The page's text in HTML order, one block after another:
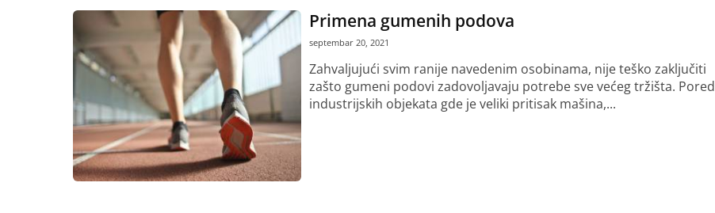
Primena gumenih podova
septembar 20, 2021
Zahvaljujući svim ranije navedenim osobinama, nije teško zaključiti
zašto gumeni podovi zadovoljavaju potrebe sve većeg tržišta. Pored
industrijskih objekata gde je veliki pritisak mašina,...